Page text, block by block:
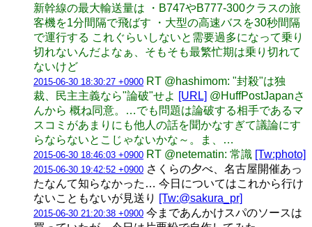
新幹線の最大輸送量は ・B747やB777-300クラスの旅
客機を1分間隔で飛ばす ・大型の高速バスを30秒間隔
で運行する これぐらいしないと需要過多になって乗り
切れないんだよなぁ、そもそも最繁忙期は乗り切れて
ないけど
2015-06-30 18:30:27 +0900 RT @hashimom: "封殺"は独
裁、民主主義なら"論破"せよ [URL] @HuffPostJapanさ
んから 概ね同意。…でも問題は論破する相手であるマ
スコミがあまりにも他人の話を聞かなすぎて議論にす
らならないとこじゃないかな～。ま、…
2015-06-30 18:46:03 +0900 RT @netematin: 常識 [Tw:photo]
2015-06-30 19:42:52 +0900 さくらの夕べ、名古屋開催あっ
たなんて知らなかった… 今日についてはこれから行け
ないこともないが見送り [Tw:@sakura_pr]
2015-06-30 21:20:38 +0900 今まであんかけスパのソースは